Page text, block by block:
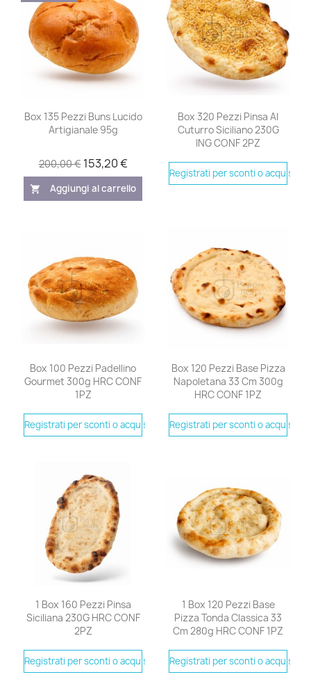
Box 135 Pezzi Buns Lucido
Artigianale 95g
200,00 € 153,20 €
shopping_cart Aggiungi al carrello
Box 320 Pezzi Pinsa Al
Cuturro Siciliano 230G
ING CONF 2PZ
Registrati per sconti o acquistare
Box 100 Pezzi Padellino
Gourmet 300g HRC CONF
1PZ
Registrati per sconti o acquistare
Box 120 Pezzi Base Pizza
Napoletana 33 Cm 300g
HRC CONF 1PZ
Registrati per sconti o acquistare
1 Box 160 Pezzi Pinsa
Siciliana 230G HRC CONF
2PZ
Registrati per sconti o acquistare
1 Box 120 Pezzi Base
Pizza Tonda Classica 33
Cm 280g HRC CONF 1PZ
Registrati per sconti o acquistare